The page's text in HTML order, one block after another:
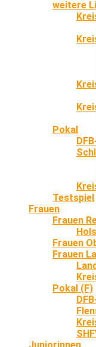
weitere
Pokal
Testspiel
Frauen
Frauen
Frauen
Frauen
Pokal (F)
Juniorinnen